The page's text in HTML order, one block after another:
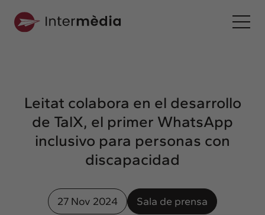
Interconexión
Nuestros servicios
Interacción
Intermèdia
Confidencial
Leitat colabora en el desarrollo
de TalX, el primer WhatsApp
inclusivo para personas con
discapacidad
27 Nov 2024 Sala de prensa